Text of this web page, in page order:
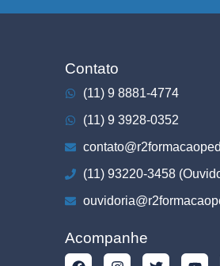
Contato
(11) 9 8881-4774
(11) 9 3928-0352
(11) 93220-3458
Acompanhe